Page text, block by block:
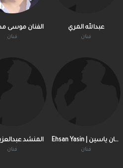
المنشد
فنان
Ehsan Yasin | إحسان ياسين
فنان
الفنان موسى
فنان
عبدالله المري
فنان